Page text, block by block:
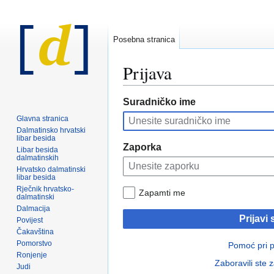
Prijava
Prijeđi
na
navigaciju
Prijeđi
na
pretraživanje
Suradničko ime
Zaporka
Zapamti me
Prijavi
Pomoć pri
Zaboravili ste
Posebna stranica
Glavna stranica
Dalmatinsko hrvatski
libar besida
Libar besida
dalmatinskih
Hrvatsko dalmatinski
libar besida
Rječnik hrvatsko-
dalmatinski
Dalmacija
Povijest
Čakavština
Pomorstvo
Ronjenje
Judi